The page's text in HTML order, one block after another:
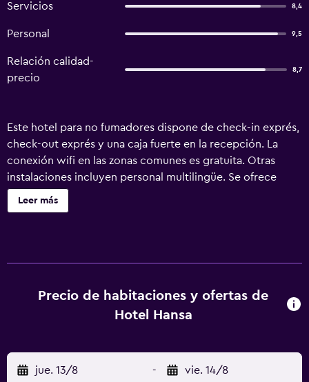
Servicios 8,4
Personal 9,5
Relación calidad-
precio
8,7
Este hotel para no fumadores dispone de check-in exprés,
check-out exprés y una caja fuerte en la recepción. La
conexión wifi en las zonas comunes es gratuita. Otras
instalaciones incluyen personal multilingüe. Se ofrece
servicio de cambio de toallas a petición. Hotel Hansa
ofrece 19 alojamientos con minibar y botella de agua
Meno ofrece acceso a Internet wifi gratis con una
velocidad de 50 Mbps o más. Los servicios para las
opacas. Es posible solicitar tabla de planchar con plancha,
cambio de toallas y cambio de sábanas. Se ofrece servicio
Leer más
Precio de habitaciones y ofertas de
Hotel Hansa
jue. 13/8 - vie. 14/8